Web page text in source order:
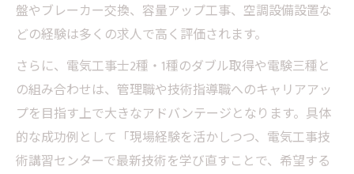
盤やブレーカー交換、容量アップ工事、空調設備設置な
どの経験は多くの求人で高く評価されます。
さらに、電気工事士2種・1種のダブル取得や電験三種と
の組み合わせは、管理職や技術指導職へのキャリアアッ
プを目指す上で大きなアドバンテージとなります。具体
的な成功例として「現場経験を活かしつつ、電気工事技
術講習センターで最新技術を学び直すことで、希望する